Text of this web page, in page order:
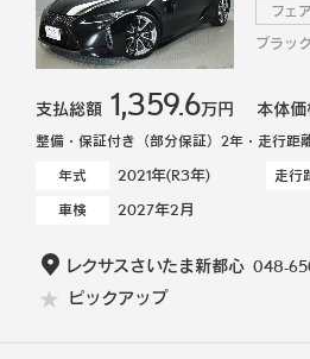
フェ
ブラッ
支払総額 1,359.6万円 本体価
整備・保証付き（部分保証）2年・走行距
年式
2021年(R3年) 走行
車検 2027年2月
レクサスさいたま新都心 048-
ピックアップ